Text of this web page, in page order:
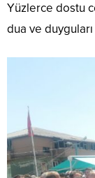
Yüzlerce dostu
dua ve